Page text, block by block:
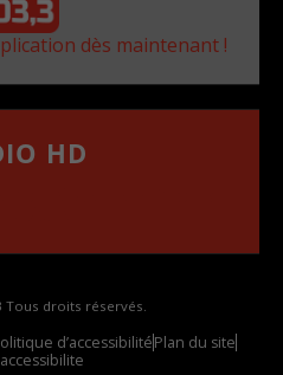
dès maintenant !
HD
Tous droits réservés.
d’accessibilitéPlan du site